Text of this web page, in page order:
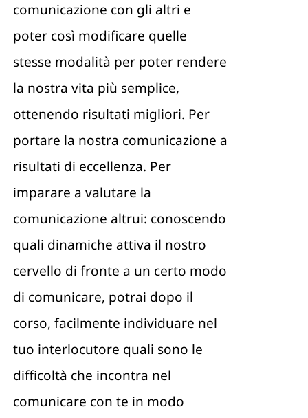
comunicazione con gli altri e
poter così modificare quelle
stesse modalità per poter rendere
la nostra vita più semplice,
ottenendo risultati migliori. Per
portare la nostra comunicazione a
risultati di eccellenza. Per
imparare a valutare la
comunicazione altrui: conoscendo
quali dinamiche attiva il nostro
cervello di fronte a un certo modo
di comunicare, potrai dopo il
corso, facilmente individuare nel
tuo interlocutore quali sono le
difficoltà che incontra nel
comunicare con te in modo